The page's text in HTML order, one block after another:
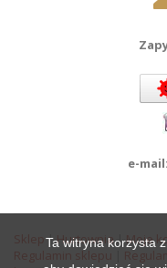
e-mail:
Sklep |Hurtownia|Moje
Regulamin sklepu
Ta witryna korzysta